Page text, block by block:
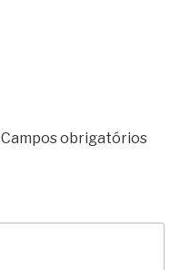
Campos obrigatórios